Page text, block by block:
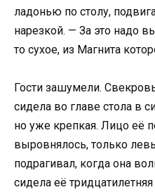
ладонью по столу,
нарезкой. — За это надо
то сухое, из Магнита
Гости зашумели.
сидела во главе стола в
но уже крепкая. Лицо её
выровнялось, только
подрагивал, когда она
сидела её